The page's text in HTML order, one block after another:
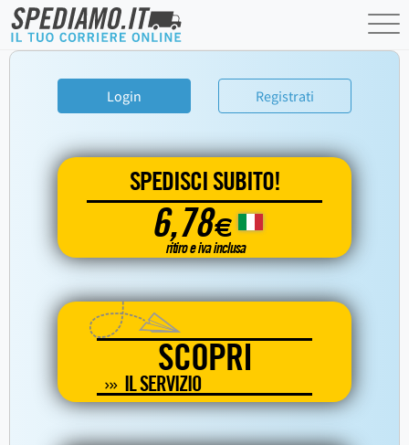
Login Registrati
SPEDISCI SUBITO!
6,78€
ritiro e iva inclusa
SCOPRI
IL SERVIZIO